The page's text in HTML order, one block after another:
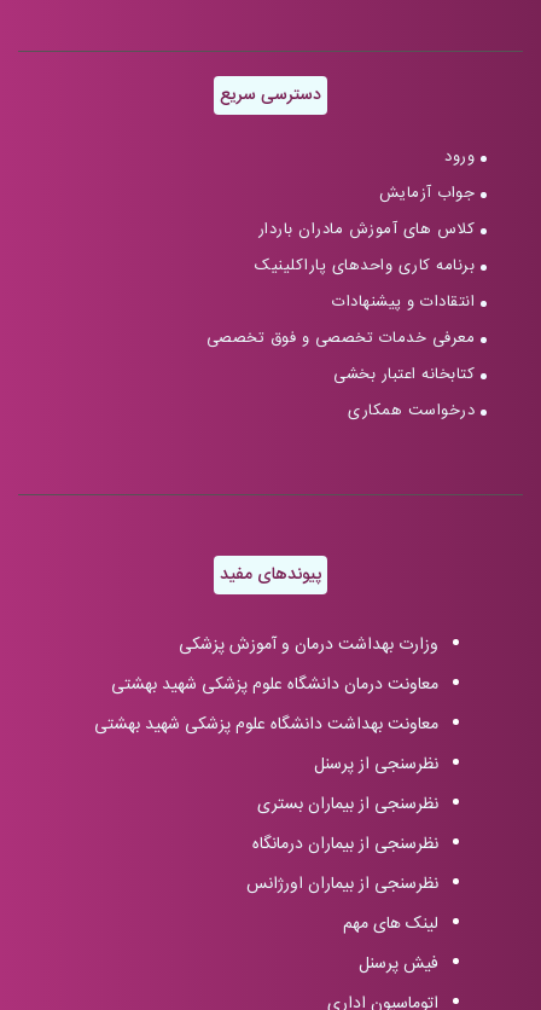
دسترسی سریع
ورود
جواب آزمایش
کلاس های آموزش مادران باردار
برنامه کاری واحدهای پاراکلینیک
انتقادات و پیشنهادات
معرفی خدمات تخصصی و فوق تخصصی
کتابخانه اعتبار بخشی
درخواست همکاری
پیوندهای مفید
وزارت بهداشت درمان و آموزش پزشکی
معاونت درمان دانشگاه علوم پزشکی شهید بهشتی
معاونت بهداشت دانشگاه علوم پزشکی شهید بهشتی
نظرسنجی از پرسنل
نظرسنجی از بیماران بستری
نظرسنجی از بیماران درمانگاه
نظرسنجی از بیماران اورژانس
لینک های مهم
فیش پرسنل
اتوماسیون اداری